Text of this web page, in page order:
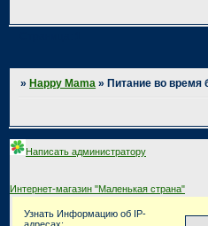
» Happy Mama » Питание во время
Написать администратору
Интернет-магазин "Маленькая страна"
Узнать Информацию об IP-